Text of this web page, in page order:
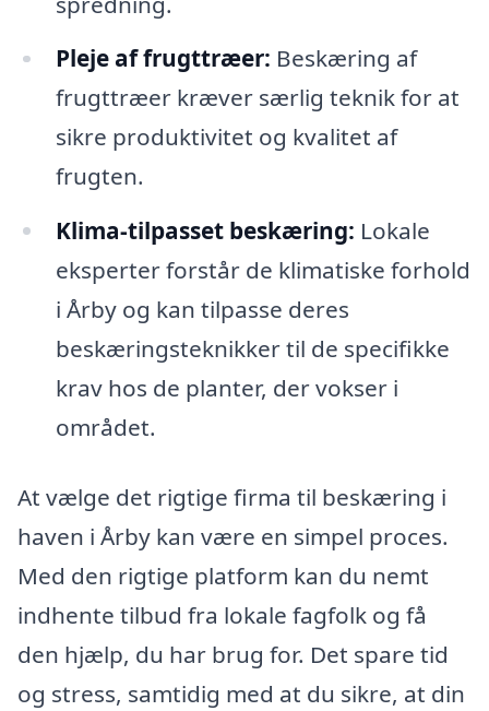
Pleje af frugttræer: Beskæring af
frugttræer kræver særlig teknik for at
sikre produktivitet og kvalitet af
frugten.
Klima-tilpasset beskæring: Lokale
eksperter forstår de klimatiske forhold
i Årby og kan tilpasse deres
beskæringsteknikker til de specifikke
krav hos de planter, der vokser i
området.
At vælge det rigtige firma til beskæring i
haven i Årby kan være en simpel proces.
Med den rigtige platform kan du nemt
indhente tilbud fra lokale fagfolk og få
den hjælp, du har brug for. Det spare tid
og stress, samtidig med at du sikre, at din